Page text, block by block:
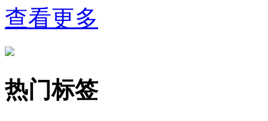
查看更多
热门标签